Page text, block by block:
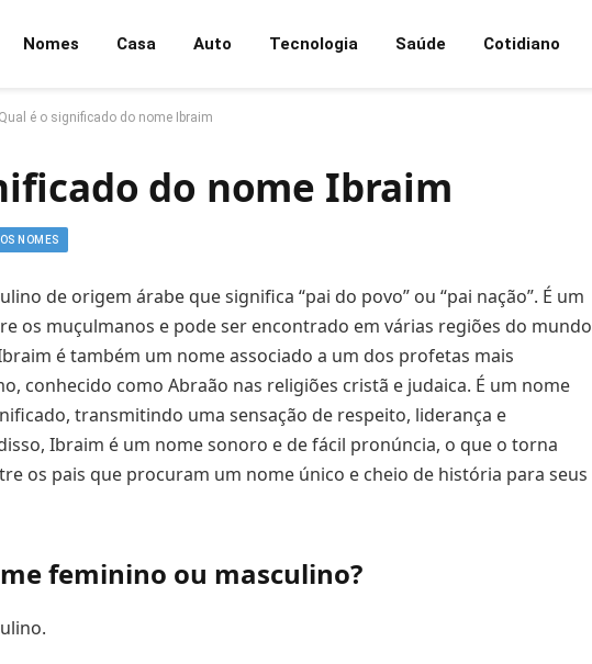
Nomes Casa Auto Tecnologia Saúde Cotidiano
Qual é o significado do nome Ibraim
do nome Ibraim
NOMES
de origem árabe que significa “pai do povo” ou “pai nação”. É um
os muçulmanos e pode ser encontrado em várias regiões do mundo
é também um nome associado a um dos profetas mais
conhecido como Abraão nas religiões cristã e judaica. É um nome
transmitindo uma sensação de respeito, liderança e
Ibraim é um nome sonoro e de fácil pronúncia, o que o torna
os pais que procuram um nome único e cheio de história para seus
feminino ou masculino?